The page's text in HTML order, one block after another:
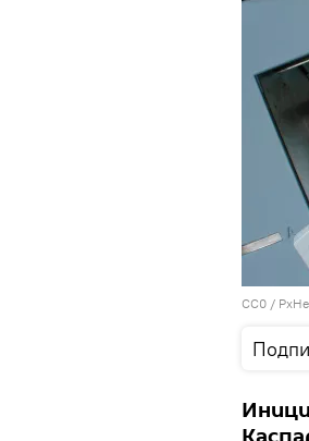
CC0 /